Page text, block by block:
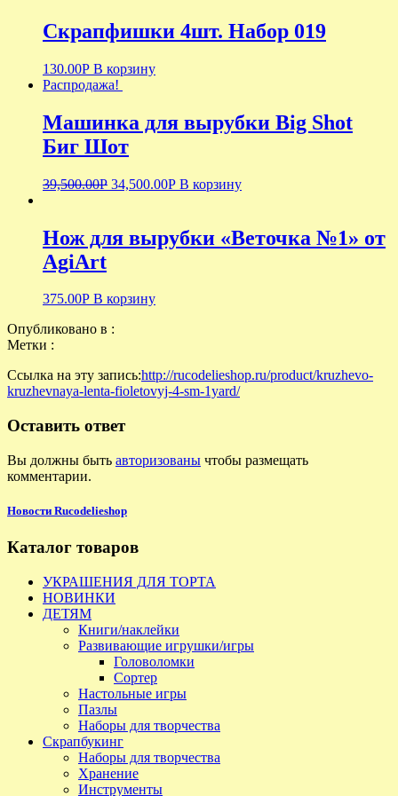
Скрапфишки 4шт. Набор 019
130.00Р В корзину
Распродажа!
Машинка для вырубки Big Shot
Биг Шот
39,500.00Р 34,500.00Р В корзину
Нож для вырубки «Веточка №1» от
AgiArt
375.00Р В корзину
Опубликовано в :
Метки :
Ссылка на эту запись:http://rucodelieshop.ru/product/kruzhevo-
kruzhevnaya-lenta-fioletovyj-4-sm-1yard/
Оставить ответ
Вы должны быть авторизованы чтобы размещать
комментарии.
Новости Rucodelieshop
Каталог товаров
УКРАШЕНИЯ ДЛЯ ТОРТА
НОВИНКИ
ДЕТЯМ
Книги/наклейки
Развивающие игрушки/игры
Головоломки
Сортер
Настольные игры
Пазлы
Наборы для творчества
Скрапбукинг
Наборы для творчества
Хранение
Инструменты